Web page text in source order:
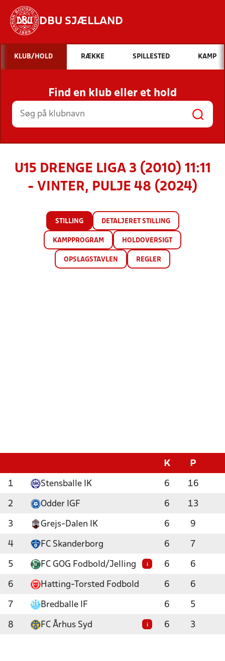
DBU SJÆLLAND
Hvad vil du søge efter?
INDHOLD OG NYHEDER
STILLINGER, RESULTATER, KLUBBER OG
HOLD
KLUB/HOLD RÆKKE SPILLESTED KAMP
Find en klub eller et hold
U15 DRENGE LIGA 3 (2010) 11:11
- VINTER, PULJE 48 (2024)
STILLING DETALJERET STILLING
KAMPPROGRAM HOLDOVERSIGT
OPSLAGSTAVLEN REGLER
K P
1 Stensballe IK 6 16
2 Odder IGF 6 13
3 Grejs-Dalen IK 6 9
4 FC Skanderborg 6 7
5 FC GOG Fodbold/Jelling i 6 6
6 Hatting-Torsted Fodbold 6 6
7 Bredballe IF 6 5
8 FC Århus Syd i 6 3